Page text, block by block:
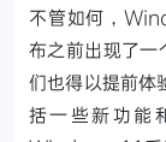
不管如何，
布之前出现了一
们也得以提前
括一些新功能